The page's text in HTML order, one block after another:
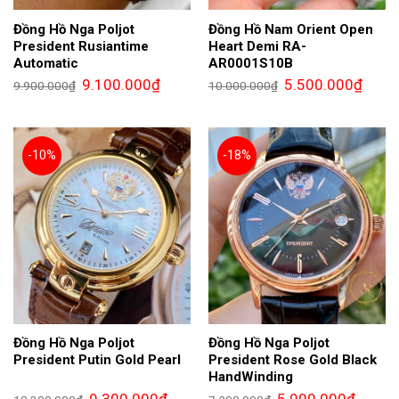
Đồng Hồ Nga Poljot
President Rusiantime
Automatic
9.900.000₫ Giá
gốc
9.100.000₫Giá
hiện
9.100.000₫.
Đồng Hồ Nam Orient Open
Heart Demi RA-
AR0001S10B
10.000.000₫ Giá
gốc
5.500.000₫Giá
hiện
-10%
Đồng Hồ Nga Poljot
President Putin Gold Pearl
Giá
Giá
-18%
Đồng Hồ Nga Poljot
President Rose Gold Black
HandWinding
Giá
Giá